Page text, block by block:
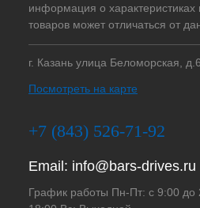
информация о характеристиках
товаров может отличаться от
г. Казань улица Беломорская,
Посмотреть на карте
+7 (843) 526-71-92
Email: info@bars-drives.ru
График работы Пн-Пт: с 9:00 до